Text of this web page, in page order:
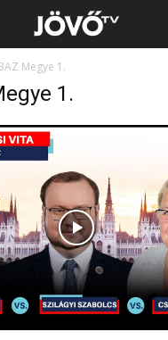
Megye 1.
1.